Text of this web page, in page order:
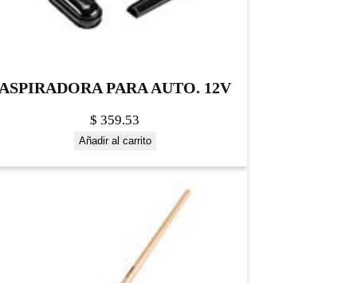
PARA AUTO. 12V
$ 359.53
Añadir al carrito